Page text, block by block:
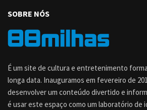
SOBRE NÓS
É um site de cultura e entretenimento
longa data. Inauguramos em fevereiro de
desenvolver um conteúdo divertido e
é usar este espaço como um laboratório de